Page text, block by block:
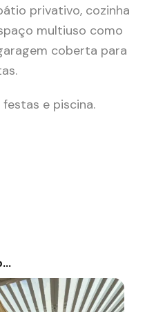
privativo, cozinha
multiuso como
coberta para
e piscina.